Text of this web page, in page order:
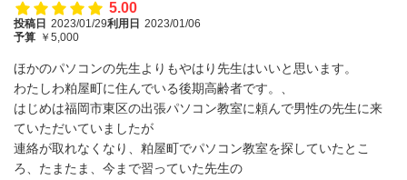
5.00
投稿日 2023/01/29利用日 2023/01/06
予算 ￥5,000
ほかのパソコンの先生よりもやはり先生はいいと思います。
わたしわ粕屋町に住んでいる後期高齢者です。、
はじめは福岡市東区の出張パソコン教室に頼んで男性の先生に来
ていただいていましたが
連絡が取れなくなり、粕屋町でパソコン教室を探していたとこ
ろ、たまたま、今まで習っていた先生の